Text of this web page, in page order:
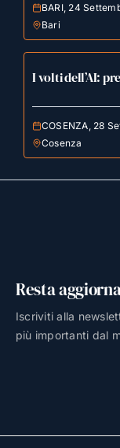
BARI, 24
Bari
I volti dell’AI:
COSENZA, 28
Cosenza
Resta
Iscriviti alla
più importanti dal